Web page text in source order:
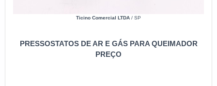
Ticino Comercial LTDA / SP
PRESSOSTATOS DE AR E GÁS PARA QUEIMADOR
PREÇO